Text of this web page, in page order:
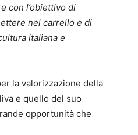
con l’obiettivo di
nel carrello e di
italiana e
la valorizzazione della
e quello del suo
opportunità che